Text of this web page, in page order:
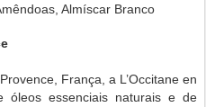
Almíscar Branco
França, a L’Occitane en
óleos essenciais naturais e de